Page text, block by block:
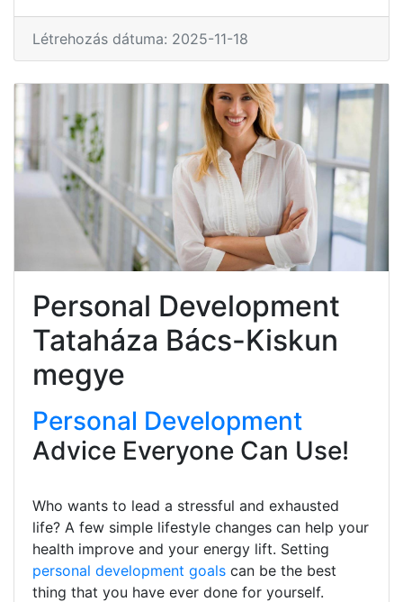
Létrehozás dátuma: 2025-11-18
Personal Development
Tataháza Bács-Kiskun
megye
Personal Development
Advice Everyone Can Use!
Who wants to lead a stressful and exhausted
life? A few simple lifestyle changes can help your
health improve and your energy lift. Setting
personal development goals can be the best
thing that you have ever done for yourself.